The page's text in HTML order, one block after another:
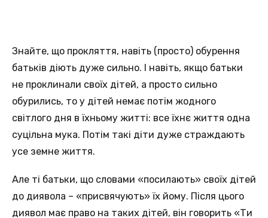
Знайте, що прокляття, навіть (просто) обурення
батьків діють дуже сильно. І навіть, якщо батьки
не проклинали своїх дітей, а просто сильно
обурились, то у дітей немає потім жодного
світлого дня в їхньому житті: все їхнє життя одна
суцільна мука. Потім такі діти дуже страждають
усе земне життя.
Але ті батьки, що словами «посилають» своїх дітей
до диявола – «присвячують» їх йому. Після цього
диявол має право на таких дітей, він говорить «Ти